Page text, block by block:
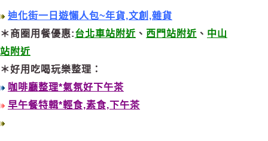
迪化街一日遊懶人包~年貨,文創,雜貨
＊商圈用餐優惠:台北車站附近 、 西門站附近 、 中山
站附近
＊好用吃喝玩樂整理：
咖啡廳整理*氣氛好下午茶
早午餐特輯*輕食,素食,下午茶